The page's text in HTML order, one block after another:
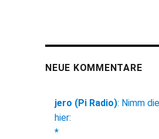
NEUE KOMMENTARE
jero (Pi Radio): Nimm die
hier:
*